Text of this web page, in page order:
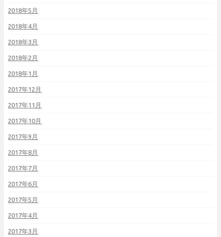
2018年5月
2018年4月
2018年3月
2018年2月
2018年1月
2017年12月
2017年11月
2017年10月
2017年9月
2017年8月
2017年7月
2017年6月
2017年5月
2017年4月
2017年3月